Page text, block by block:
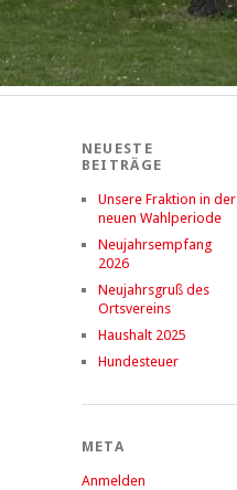
NEUESTE
BEITRÄGE
Unsere Fraktion in der
neuen Wahlperiode
Neujahrsempfang
2026
Neujahrsgruß des
Ortsvereins
Haushalt 2025
Hundesteuer
META
Anmelden